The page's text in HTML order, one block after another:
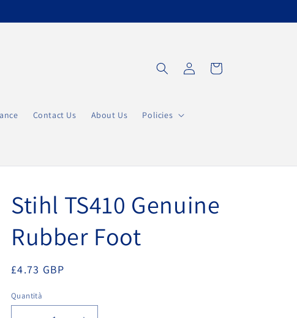
Contact Us About Us Policies
Accedi Carrello
Stihl TS410 Genuine
Rubber Foot
Prezzo
listino
£4.73 GBP
Quantità